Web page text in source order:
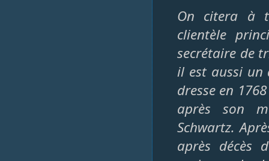
On citera à
clientèle
secrétaire de
il est aussi un
dresse en
après son
Schwartz.
après décès